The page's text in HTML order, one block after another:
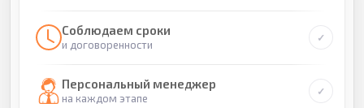
Соблюдаем сроки
и договоренности
Персональный менеджер
на каждом этапе